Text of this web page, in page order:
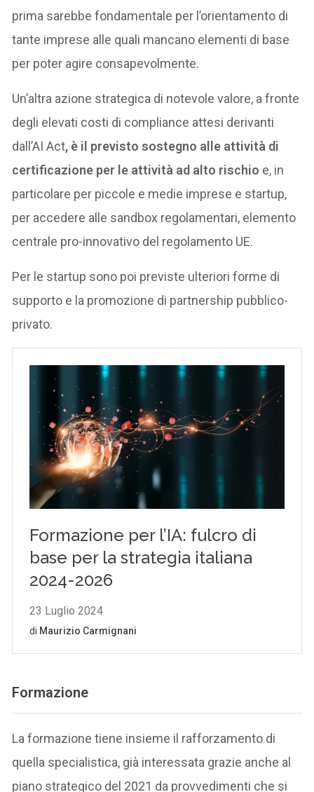
prima sarebbe fondamentale per l’orientamento di
tante imprese alle quali mancano elementi di base
per poter agire consapevolmente.
Un’altra azione strategica di notevole valore, a fronte
degli elevati costi di compliance attesi derivanti
dall’AI Act, è il previsto sostegno alle attività di
certificazione per le attività ad alto rischio e, in
particolare per piccole e medie imprese e startup,
per accedere alle sandbox regolamentari, elemento
centrale pro-innovativo del regolamento UE.
Per le startup sono poi previste ulteriori forme di
supporto e la promozione di partnership pubblico-
privato.
Formazione
La formazione tiene insieme il rafforzamento di
quella specialistica, già interessata grazie anche al
piano strategico del 2021 da provvedimenti che si